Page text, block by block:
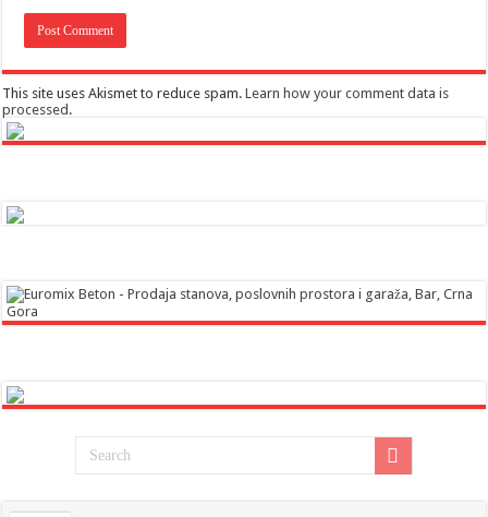
This site uses Akismet to reduce spam.Learn how your comment data is
processed .